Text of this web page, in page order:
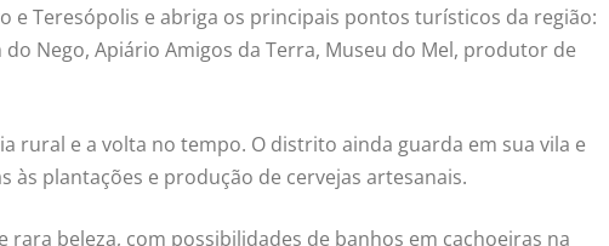
e Teresópolis e abriga os principais pontos turísticos da região:
Nego, Apiário Amigos da Terra, Museu do Mel, produtor de
rural e a volta no tempo. O distrito ainda guarda em sua vila e
às plantações e produção de cervejas artesanais.
rara beleza, com possibilidades de banhos em cachoeiras na